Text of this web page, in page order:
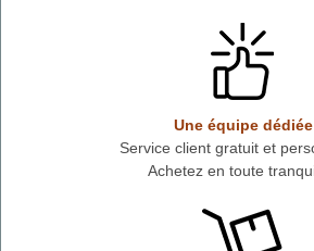
Une équipe dédiée
Service client gratuit et
Achetez en toute